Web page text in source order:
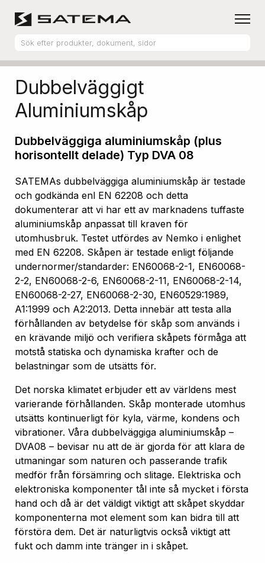
Produktsortiment Aluminiumskåp
Dubbelväggigt
Aluminiumskåp
Dubbelväggiga aluminiumskåp (plus
horisontellt delade) Typ DVA 08
SATEMAs dubbelväggiga aluminiumskåp är testade
och godkända enl EN 62208 och detta
dokumenterar att vi har ett av marknadens tuffaste
aluminiumskåp anpassat till kraven för
utomhusbruk. Testet utfördes av Nemko i enlighet
med EN 62208. Skåpen är testade enligt följande
undernormer/standarder: EN60068-2-1, EN60068-
2-2, EN60068-2-6, EN60068-2-11, EN60068-2-14,
EN60068-2-27, EN60068-2-30, EN60529:1989,
A1:1999 och A2:2013. Detta innebär att testa alla
förhållanden av betydelse för skåp som används i
en krävande miljö och verifiera skåpets förmåga att
motstå statiska och dynamiska krafter och de
belastningar som de utsätts för.
Det norska klimatet erbjuder ett av världens mest
varierande förhållanden. Skåp monterade utomhus
utsätts kontinuerligt för kyla, värme, kondens och
vibrationer. Våra dubbelväggiga aluminiumskåp –
DVA08 – bevisar nu att de är gjorda för att klara de
utmaningar som naturen och passerande trafik
medför från försämring och slitage. Elektriska och
elektroniska komponenter tål inte så mycket i första
hand och då är det väldigt viktigt att skåpet skyddar
komponenterna mot element som kan bidra till att
förstöra dem. Det är naturligtvis också viktigt att
fukt och damm inte tränger in i skåpet.